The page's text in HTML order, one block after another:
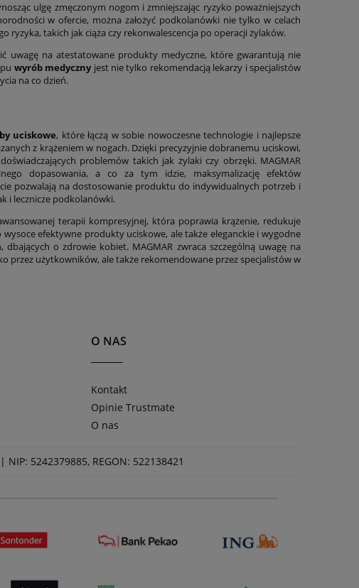
ulgę zmęczonym nogom i zmniejszając ryzyko poważniejszych
w ofercie, można założyć podkolanówki nie tylko w celach
ryzyka, takich jak ciąża czy rekonwalescencja po operacji żylaków.
uwagę na atestatowane produkty medyczne, które gwarantują nie
wyrób medycznyjest nie tylko rekomendacją lekarzy i specjalistów
na co dzień.
uciskowe, które łączą w sobie nowoczesne technologie i najlepsze
z krążeniem w nogach. Dzięki precyzyjnie dobranemu uciskowi,
problemów takich jak żylaki czy obrzęki. MAGMAR
dopasowania, a co za tym idzie, maksymalizację efektów
pozwalają na dostosowanie produktu do indywidualnych potrzeb i
i lecznicze podkolanówki.
terapii kompresyjnej, która poprawia krążenie, redukuje
efektywne produkty uciskowe, ale także eleganckie i wygodne
o zdrowie kobiet. MAGMAR zwraca szczególną uwagę na
przez użytkowników, ale także rekomendowane przez specjalistów w
O NAS
Kontakt
Opinie Trustmate
O nas
5242379885, REGON: 522138421